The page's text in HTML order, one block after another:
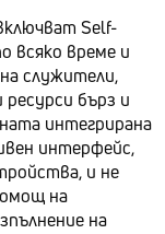
Self-
всяко време и
служители,
бърз и
интегрирана
интерфейс,
и не
на
на